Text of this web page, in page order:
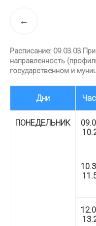
Расписание: 09.03.03
направленность
государственном и
Дни
ПОНЕДЕЛЬНИК